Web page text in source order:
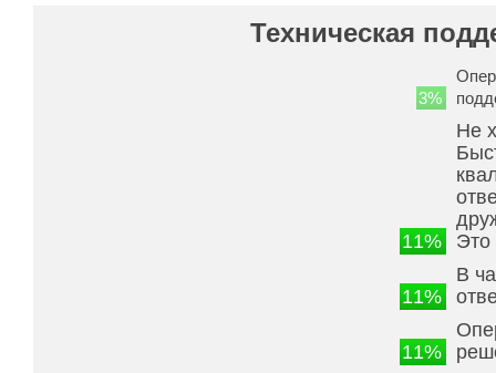
Техническая
3%
11%
Не
Это
11%
В
11%